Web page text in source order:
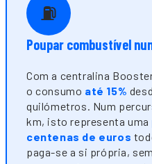
⛽
Poupar combustível
Com a centralina
o consumo até 15%
quilómetros. Num
km, isto representa uma
centenas de euros
paga-se a si própria,